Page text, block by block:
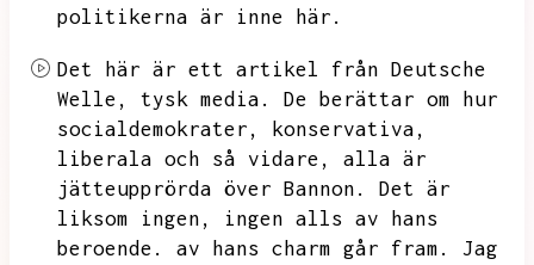
politikerna är inne här.
Det här är ett artikel från Deutsche
Welle,
tysk media.
De berättar om hur
socialdemokrater,
konservativa,
liberala och så vidare,
alla är
jätteupprörda över Bannon.
Det är
liksom ingen,
ingen alls av hans
beroende.
av hans charm går fram.
Jag